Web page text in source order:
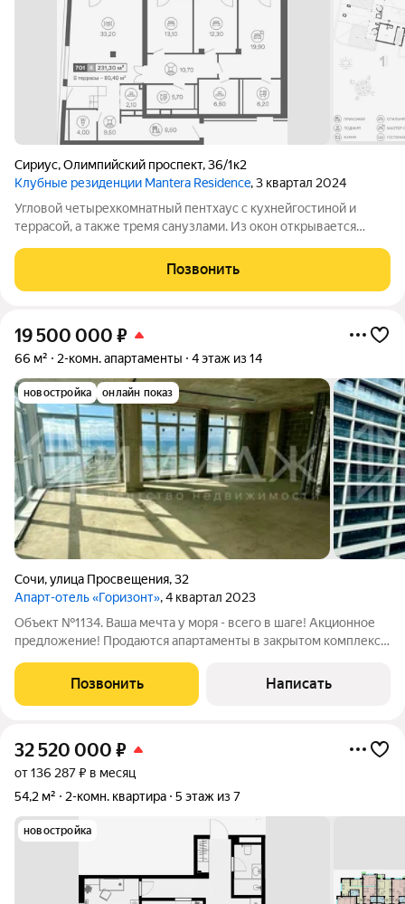
Сириус,Олимпийский проспект,36/1к2
Клубные резиденции Mantera Residence, 3 квартал 2024
Угловой четырехкомнатный пентхаус с кухнейгостиной и
террасой, а также тремя санузлами. Из окон открывается
Позвонить
19 500 000 ₽
66 м² 2-комн. апартаменты 4 этаж из 14
новостройка онлайн показ
Сочи,улица Просвещения,32
Апарт-отель «Горизонт», 4 квартал 2023
Объект №1134. Ваша мечта у моря - всего в шаге! Акционное
предложение! Продаются апартаменты в закрытом комплексе
для воплощения ваших дизайнерских идей! Закрытая
территория: комфорт,
Позвонить Написать
32 520 000 ₽
от 136 287 ₽ в месяц
54,2 м²
2-комн. квартира 5 этаж из 7
новостройка